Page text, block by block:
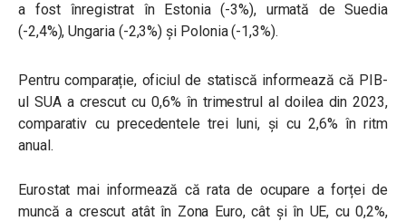
a fost înregistrat în Estonia (-3%), urmată de Suedia
(-2,4%), Ungaria (-2,3%) şi Polonia (-1,3%).
Pentru comparație, oficiul de statiscă informează că PIB-
ul SUA a crescut cu 0,6% în trimestrul al doilea din 2023,
comparativ cu precedentele trei luni, şi cu 2,6% în ritm
anual.
Eurostat mai informează cărata de ocupare a forței de
muncă a crescut atât în Zona Euro, cât și în UE, cu 0,2%,